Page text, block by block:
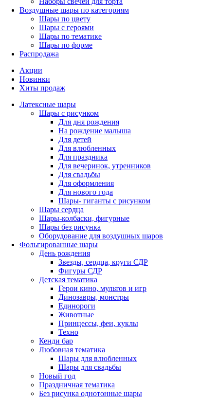
Воздушные шары по категориям
Шары по цвету
Шары с героями
Шары по тематике
Шары по форме
Распродажа
Акции
Новинки
Хиты продаж
Латексные шары
Шары с рисунком
Для дня рождения
На рождение малыша
Для детей
Для влюбленных
Для праздника
Для вечеринок, утренников
Для свадьбы
Для оформления
Для нового года
Шары- гиганты с рисунком
Шары сердца
Шары-колбаски, фигурные
Шары без рисунка
Оборудование для воздушных шаров
Фольгированные шары
День рождения
Звезды, сердца, круги СДР
Фигуры СДР
Детская тематика
Герои кино, мультов и игр
Динозавры, монстры
Единороги
Животные
Принцессы, феи, куклы
Техно
Кенди бар
Любовная тематика
Шары для влюбленных
Шары для свадьбы
Новый год
Праздничная тематика
Без рисунка однотонные шары